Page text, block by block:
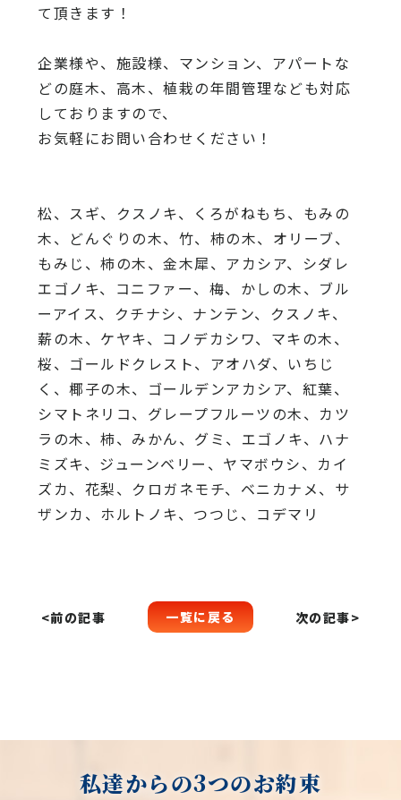
て頂きます！
企業様や、施設様、マンション、アパートな
どの庭木、高木、植栽の年間管理なども対応
しておりますので、
お気軽にお問い合わせください！
松、スギ、クスノキ、くろがねもち、もみの
木、どんぐりの木、 竹、柿の木、オリーブ、
もみじ、柿の木、金木犀、アカシア、 シダレ
エゴノキ、コニファー、梅、かしの木、ブル
ーアイス、 クチナシ、ナンテン、クスノキ、
薪の木、ケヤキ、コノデカシワ、マキの木、
桜、 ゴールドクレスト、アオハダ、いちじ
く、椰子の木、 ゴールデンアカシア、紅葉、
シマトネリコ、 グレープフルーツの木、カツ
ラの木、柿、みかん、グミ、 エゴノキ、ハナ
ミズキ、ジューンベリー、ヤマボウシ、カイ
ズカ、 花梨、クロガネモチ、ベニカナメ、サ
ザンカ、ホルトノキ、 つつじ、コデマリ
<前の記事 一覧に戻る 次の記事>
私達からの3つのお約束